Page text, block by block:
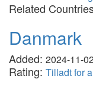
Related
Danmark
Added: 2024-11-
Rating: Tilladt for